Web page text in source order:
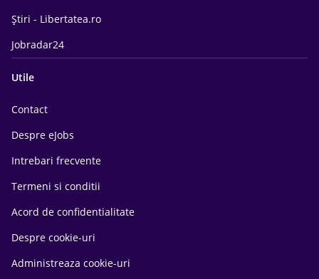
Știri - Libertatea.ro
Jobradar24
Utile
Contact
Despre eJobs
Intrebari frecvente
Termeni si conditii
Acord de confidentialitate
Despre cookie-uri
Administreaza cookie-uri